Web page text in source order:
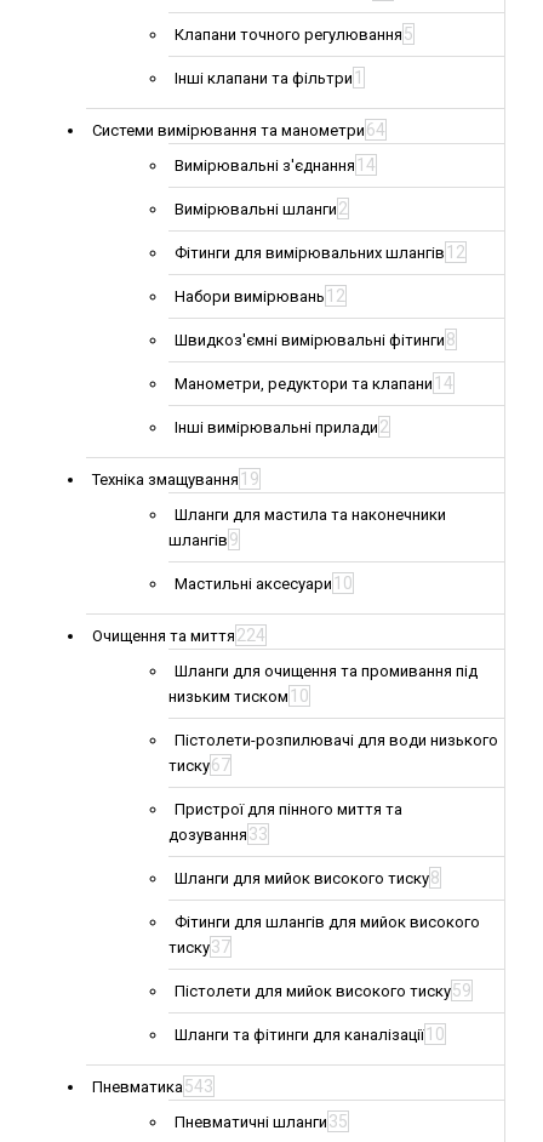
Клапани точного регулювання 5
Інші клапани та фільтри 1
Системи вимірювання та манометри 64
Вимірювальні з'єднання 14
Вимірювальні шланги 2
Фітинги для вимірювальних шлангів 12
Набори вимірювань 12
Швидкоз'ємні вимірювальні фітинги 8
Манометри, редуктори та клапани 14
Інші вимірювальні прилади 2
Техніка змащування 19
Шланги для мастила та наконечники
шлангів 9
Мастильні аксесуари 10
Очищення та миття 224
Шланги для очищення та промивання під
низьким тиском 10
Пістолети-розпилювачі для води низького
тиску67
Пристрої для пінного миття та
дозування 33
Шланги для мийок високого тиску8
Фітинги для шлангів для мийок високого
тиску37
Пістолети для мийок високого тиску59
Шланги та фітинги для каналізації 10
Пневматика543
Пневматичні шланги 35